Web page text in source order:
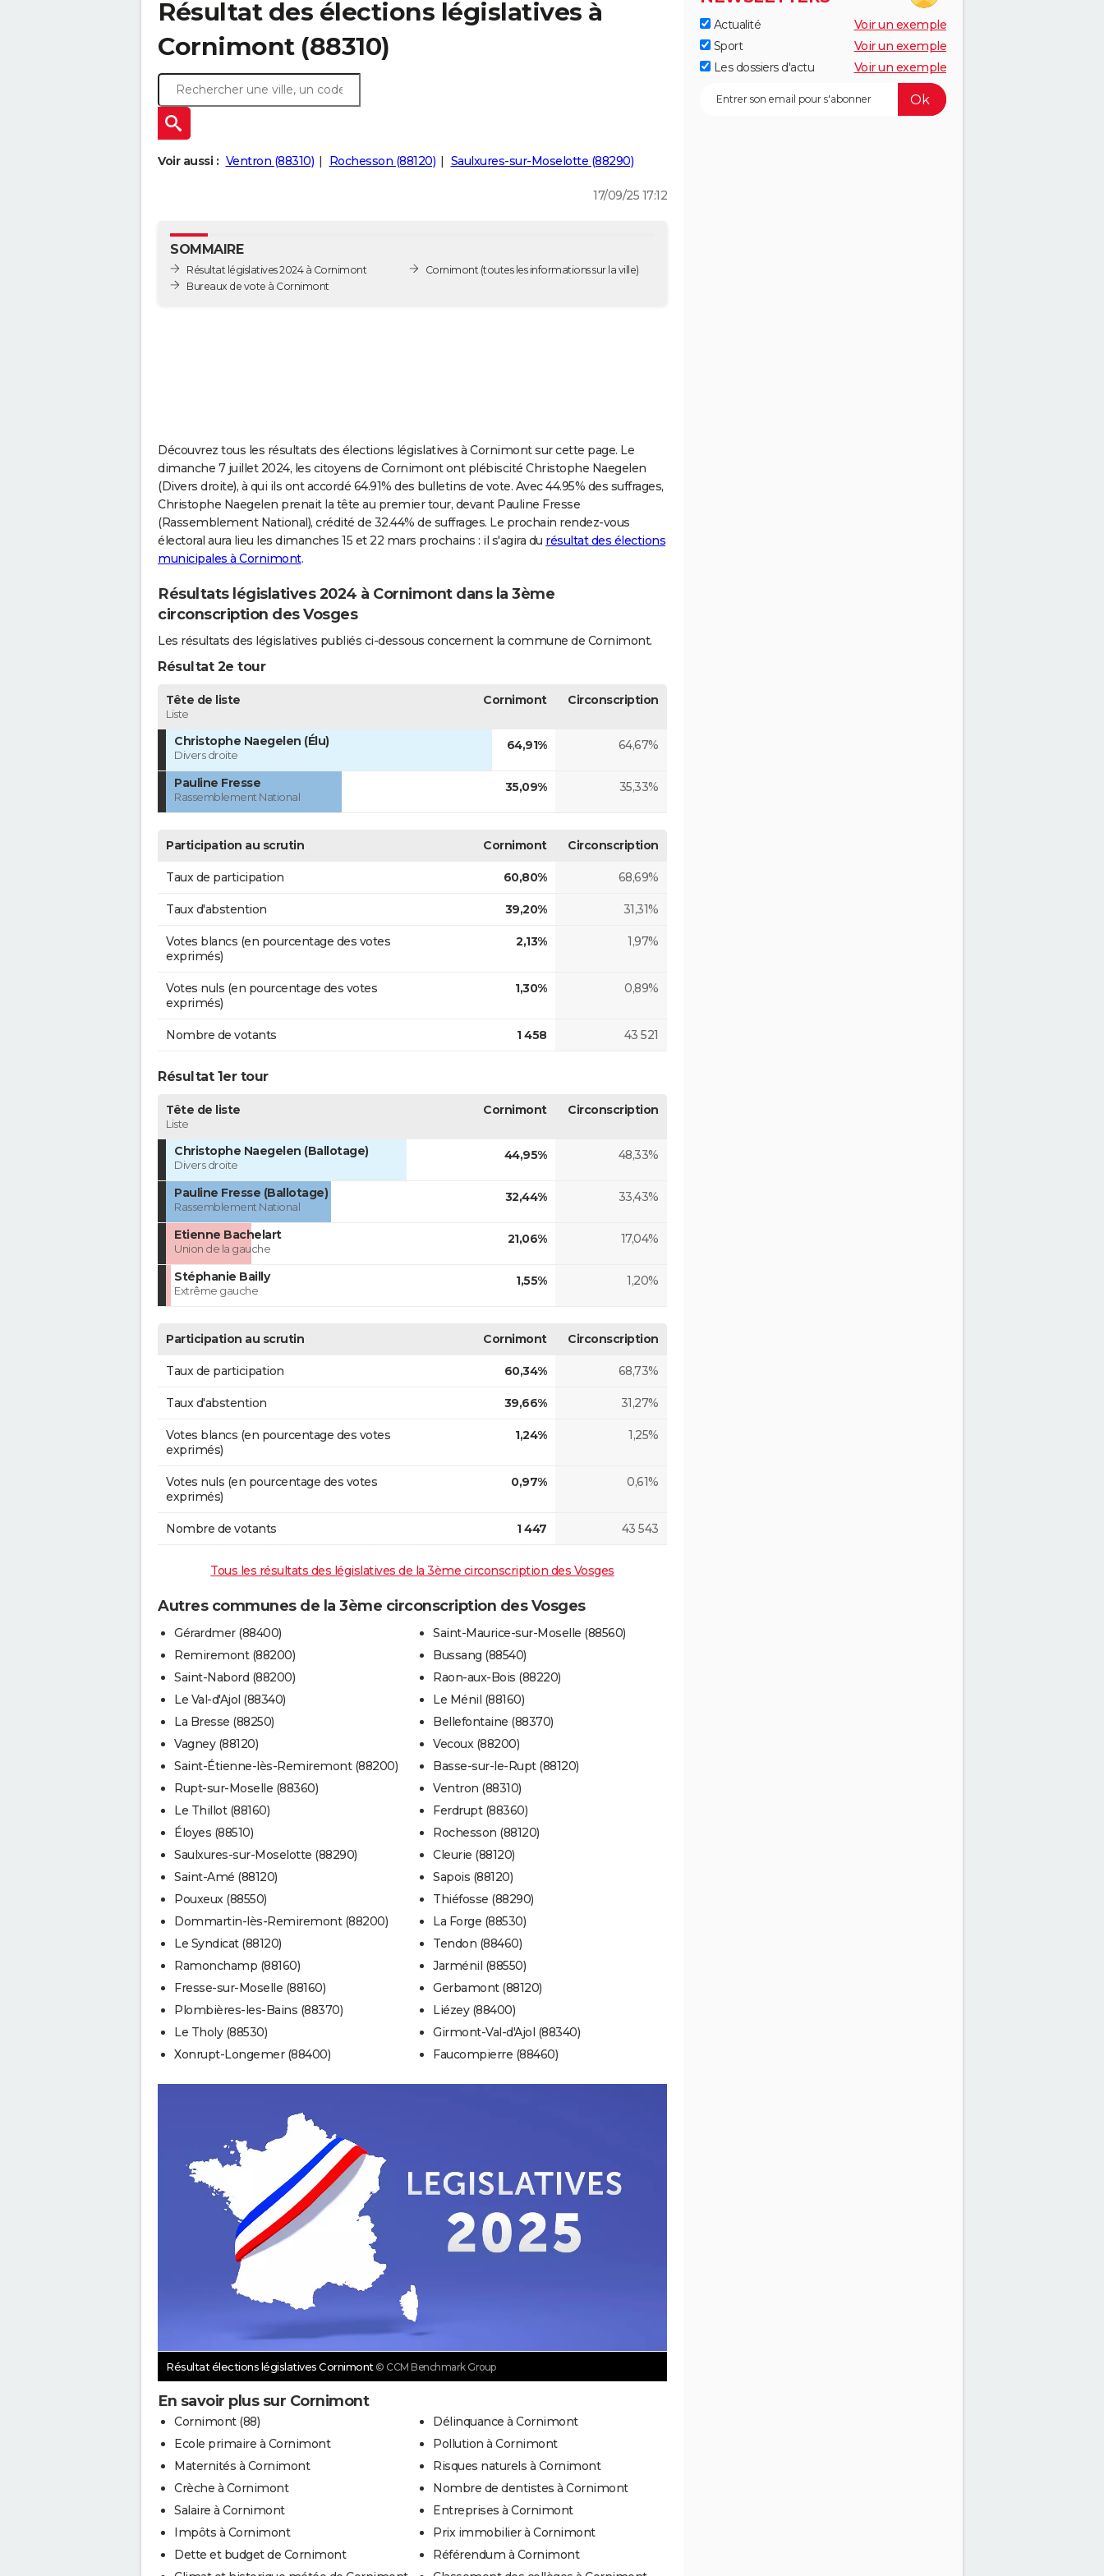
Résultat des élections législatives à
Cornimont (88310)
Voir aussi : Ventron (88310) Rochesson (88120) Saulxures-sur-Moselotte (88290)
17/09/25 17:12
SOMMAIRE
Résultat législatives 2024 à Cornimont
Bureaux de vote à Cornimont
Cornimont (toutes les informations sur la ville)
Découvrez tous les résultats des élections législatives à Cornimont sur cette page. Le
dimanche 7 juillet 2024, les citoyens de Cornimont ont plébiscité Christophe Naegelen
(Divers droite), à qui ils ont accordé 64.91% des bulletins de vote. Avec 44.95% des suffrages,
Christophe Naegelen prenait la tête au premier tour, devant Pauline Fresse
(Rassemblement National), crédité de 32.44% de suffrages. Le prochain rendez-vous
électoral aura lieu les dimanches 15 et 22 mars prochains : il s'agira du résultat des élections
municipales à Cornimont.
Résultats législatives 2024 à Cornimont dans la 3ème
circonscription des Vosges
Les résultats des législatives publiés ci-dessous concernent la commune de Cornimont.
Résultat 2e tour
Tête de liste
Liste
Cornimont Circonscription
Christophe Naegelen (Élu)
Divers droite
64,91% 64,67%
Pauline Fresse
Rassemblement National
35,09% 35,33%
Participation au scrutin Cornimont Circonscription
Taux de participation 60,80% 68,69%
Taux d'abstention 39,20% 31,31%
Votes blancs (en pourcentage des votes
exprimés)
2,13% 1,97%
Votes nuls (en pourcentage des votes
exprimés)
1,30% 0,89%
Nombre de votants 1 458 43 521
Résultat 1er tour
Tête de liste
Liste
Cornimont Circonscription
Christophe Naegelen (Ballotage)
Divers droite
44,95% 48,33%
Pauline Fresse (Ballotage)
Rassemblement National
32,44% 33,43%
Etienne Bachelart
Union de la gauche
21,06% 17,04%
Stéphanie Bailly
Extrême gauche
1,55% 1,20%
Participation au scrutin Cornimont Circonscription
Taux de participation 60,34% 68,73%
Taux d'abstention 39,66% 31,27%
Votes blancs (en pourcentage des votes
exprimés)
1,24% 1,25%
Votes nuls (en pourcentage des votes
exprimés)
0,97% 0,61%
Nombre de votants 1 447 43 543
Tous les résultats des législatives de la 3ème circonscription des Vosges
Autres communes de la 3ème circonscription des Vosges
Gérardmer (88400)
Remiremont (88200)
Saint-Nabord (88200)
Le Val-d'Ajol (88340)
La Bresse (88250)
Vagney (88120)
Saint-Étienne-lès-Remiremont (88200)
Rupt-sur-Moselle (88360)
Le Thillot (88160)
Éloyes (88510)
Saulxures-sur-Moselotte (88290)
Saint-Amé (88120)
Pouxeux (88550)
Dommartin-lès-Remiremont (88200)
Le Syndicat (88120)
Ramonchamp (88160)
Fresse-sur-Moselle (88160)
Plombières-les-Bains (88370)
Le Tholy (88530)
Xonrupt-Longemer (88400)
Saint-Maurice-sur-Moselle (88560)
Bussang (88540)
Raon-aux-Bois (88220)
Le Ménil (88160)
Bellefontaine (88370)
Vecoux (88200)
Basse-sur-le-Rupt (88120)
Ventron (88310)
Ferdrupt (88360)
Rochesson (88120)
Cleurie (88120)
Sapois (88120)
Thiéfosse (88290)
La Forge (88530)
Tendon (88460)
Jarménil (88550)
Gerbamont (88120)
Liézey (88400)
Girmont-Val-d'Ajol (88340)
Faucompierre (88460)
Résultat élections législatives Cornimont © CCM Benchmark Group
En savoir plus sur Cornimont
Cornimont (88)
Ecole primaire à Cornimont
Maternités à Cornimont
Crèche à Cornimont
Salaire à Cornimont
Impôts à Cornimont
Dette et budget de Cornimont
Délinquance à Cornimont
Pollution à Cornimont
Risques naturels à Cornimont
Nombre de dentistes à Cornimont
Entreprises à Cornimont
Prix immobilier à Cornimont
Référendum à Cornimont
Actualité
Voir un exemple
Sport
Voir un exemple
Les dossiers d'actu
Voir un exemple